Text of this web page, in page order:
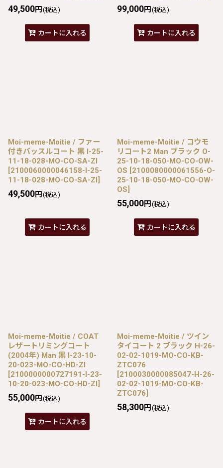
49,500円 (税込)
カートに入れる
99,000円 (税込)
カートに入れる
Moi-meme-Moitie / ファー
付きバッスルコート 黒 I-25-
11-18-028-MO-CO-SA-ZI
[2100060000046158-I-25-
11-18-028-MO-CO-SA-ZI]
49,500円 (税込)
カートに入れる
Moi-meme-Moitie / コウモ
リコート2 Man ブラック O-
25-10-18-050-MO-CO-OW-
OS [2100080000061556-O-
25-10-18-050-MO-CO-OW-
OS]
55,000円 (税込)
カートに入れる
Moi-meme-Moitie / COAT
レザートリミングコート
(2004年) Man 黒 I-23-10-
20-023-MO-CO-HD-ZI
[2100000000727191-I-23-
10-20-023-MO-CO-HD-ZI]
55,000円 (税込)
カートに入れる
Moi-meme-Moitie / ツイン
タイコート 2 ブラック H-26-
02-02-1019-MO-CO-KB-
ZTC076
[2100030000085047-H-26-
02-02-1019-MO-CO-KB-
ZTC076]
58,300円 (税込)